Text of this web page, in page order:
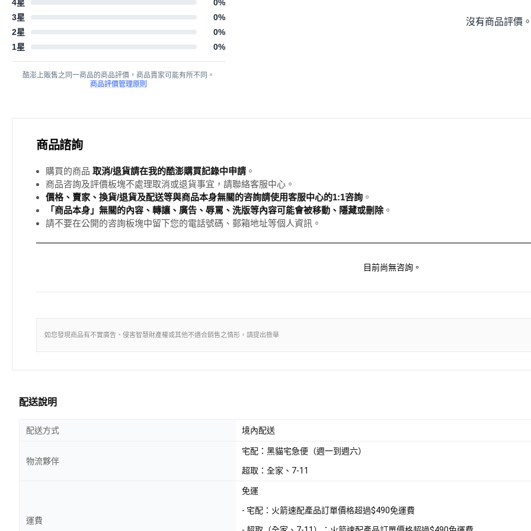
4星 0%
3星
0%
2星
0%
1星
0%
酷澎上販售之同一商品的商品評價，商品賣家可能有所不同。
商品評價管理原則
沒有商品評價
商品諮詢
購買的商品 取消/退貨請在我的酷澎購買記錄中申請 。
商品咨詢及評價板塊不處理取消或退貨事宜，請聯絡客服中心。
價格、賣家、換貨/退貨及配送等與商品本身無關的咨詢請使用客服中心的1:1咨詢 。
「商品本身」無關的內容、轉讓、廣告、辱罵、洗版等內容可能會被移動、隱藏或刪除。
請不要在公開的咨詢板塊中留下您的電話號碼、郵箱地址等個人資訊。
目前尚無咨詢。
如您發現商品有不實廣告、侵害智慧財產權或其他不適合銷售之情形，請提出檢舉
配送說明
配送方式 境內配送
物流夥伴
宅配：黑貓宅急便（週一到週六）
超取：全家、7-11
運費
免運
- 宅配：火箭速配產品訂單價格超過$490免運費